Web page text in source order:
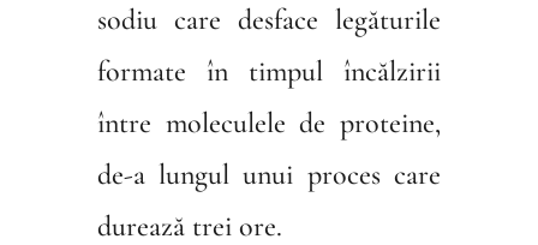
sodiu care desface legăturile
formate în timpul încălzirii
între moleculele de proteine,
de-a lungul unui proces care
durează trei ore.